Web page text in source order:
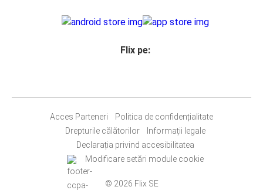
Flix pe:
Acces Parteneri
Politica de confidențialitate
Drepturile călătorilor
Informații legale
Declarația privind accesibilitatea
Modificare setări module cookie
© 2026 Flix SE